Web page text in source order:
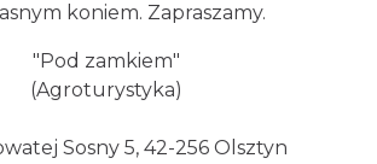
koniem. Zapraszamy.
"Pod zamkiem"
(Agroturystyka)
Sosny 5, 42-256 Olsztyn